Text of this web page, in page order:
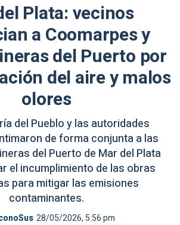
Plata: vecinos
a Coomarpes y
del Puerto por
del aire y malos
olores
del Pueblo y las autoridades
de forma conjunta a las
del Puerto de Mar del Plata
el incumplimiento de las obras
para mitigar las emisiones
contaminantes.
28/05/2026, 5:56 pm